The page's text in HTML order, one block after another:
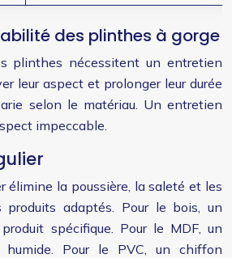
des plinthes à gorge
plinthes nécessitent un entretien
leur aspect et prolonger leur durée
selon le matériau. Un entretien
impeccable.
élimine la poussière, la saleté et les
produits adaptés. Pour le bois, un
spécifique. Pour le MDF, un
humide. Pour le PVC, un chiffon